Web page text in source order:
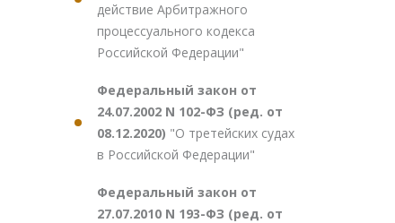
действие Арбитражного
процессуального кодекса
Российской Федерации"
Федеральный закон от
24.07.2002 N 102-ФЗ (ред. от
08.12.2020) "О третейских судах
в Российской Федерации"
Федеральный закон от
27.07.2010 N 193-ФЗ (ред. от